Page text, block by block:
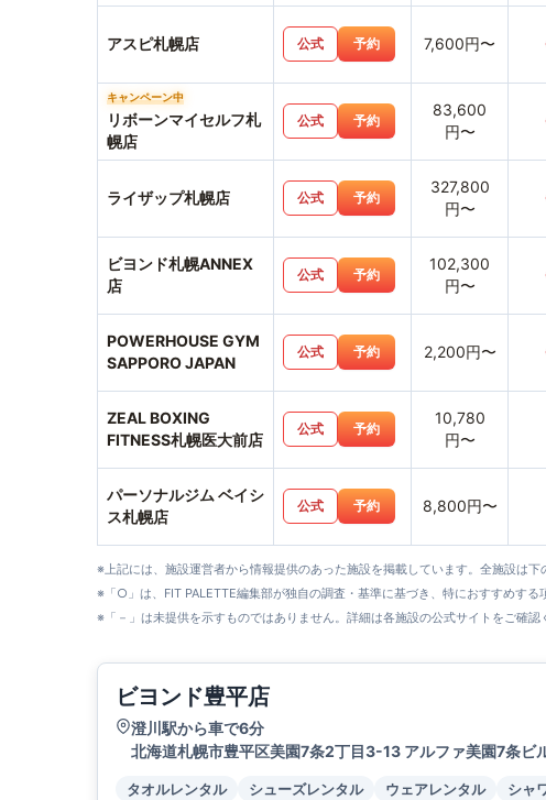
アスピ札幌店 公式 予約 7,600円〜
キャンペーン中
リボーンマイセルフ札
幌店
公式 予約
83,600
円〜
ライザップ札幌店 公式 予約
327,800
円〜
ビヨンド札幌ANNEX
店
公式 予約
102,300
円〜
POWERHOUSE GYM
SAPPORO JAPAN
公式 予約 2,200円〜
ZEAL BOXING
FITNESS札幌医大前店
公式 予約
10,780
円〜
パーソナルジム ベイシ
ス札幌店
公式 予約 8,800円〜
※上記には、施設運営者から情報提供のあった施設を掲載しています。全施設は下
※「○」は、FIT PALETTE編集部が独自の調査・基準に基づき、特におすすめする
※「－」は未提供を示すものではありません。詳細は各施設の公式サイトをご確認
ビヨンド豊平店
澄川駅から車で6分
北海道札幌市豊平区美園7条2丁目3-13 アルファ美園7条ビ
タオルレンタル シューズレンタル ウェアレンタル シャ